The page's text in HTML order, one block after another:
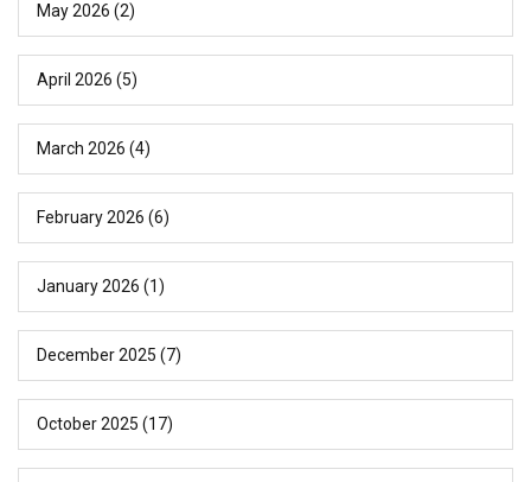
May 2026 (2)
April 2026 (5)
March 2026 (4)
February 2026 (6)
January 2026 (1)
December 2025 (7)
October 2025 (17)